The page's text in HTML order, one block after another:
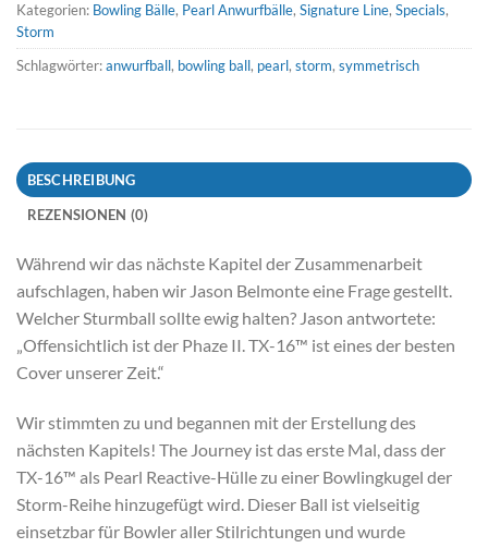
Kategorien: Bowling Bälle, Pearl Anwurfbälle, Signature Line, Specials,
Storm
Schlagwörter:anwurfball, bowling ball, pearl, storm, symmetrisch
BESCHREIBUNG
REZENSIONEN (0)
Während wir das nächste Kapitel der Zusammenarbeit
aufschlagen, haben wir Jason Belmonte eine Frage gestellt.
Welcher Sturmball sollte ewig halten? Jason antwortete:
„Offensichtlich ist der Phaze II. TX-16™ ist eines der besten
Cover unserer Zeit.“
Wir stimmten zu und begannen mit der Erstellung des
nächsten Kapitels! The Journey ist das erste Mal, dass der
TX-16™ als Pearl Reactive-Hülle zu einer Bowlingkugel der
Storm-Reihe hinzugefügt wird. Dieser Ball ist vielseitig
einsetzbar für Bowler aller Stilrichtungen und wurde